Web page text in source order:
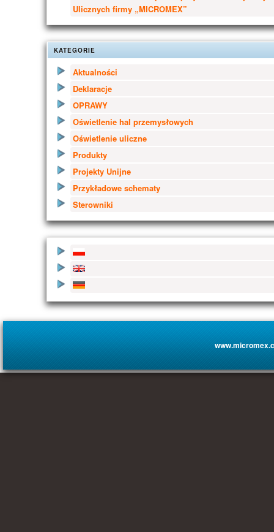
Ulicznych firmy „MICROMEX”
KATEGORIE
Aktualności
Deklaracje
OPRAWY
Oświetlenie hal przemysłowych
Oświetlenie uliczne
Produkty
Projekty Unijne
Przykładowe schematy
Sterowniki